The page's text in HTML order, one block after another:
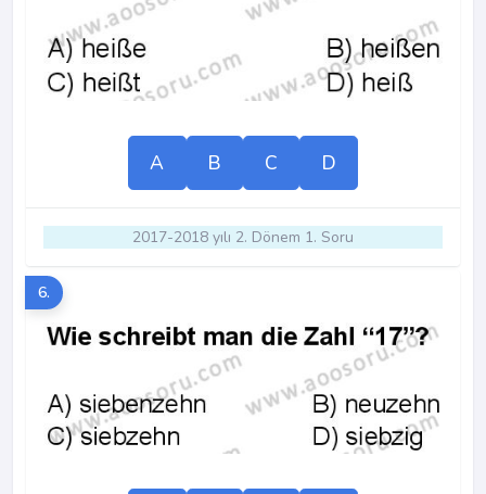
A B C D
2017-2018 yılı 2. Dönem 1. Soru
6.